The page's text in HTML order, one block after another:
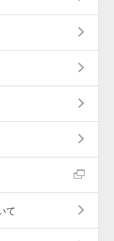
て